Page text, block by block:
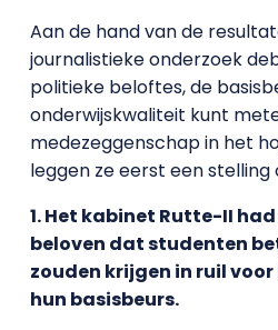
Aan de hand van de
journalistieke onderzoek
politieke beloftes, de
onderwijskwaliteit kunt
medezeggenschap in het
leggen ze eerst een
1. Het kabinet Rutte-II
beloven dat studenten
zouden krijgen in ruil
hun basisbeurs.